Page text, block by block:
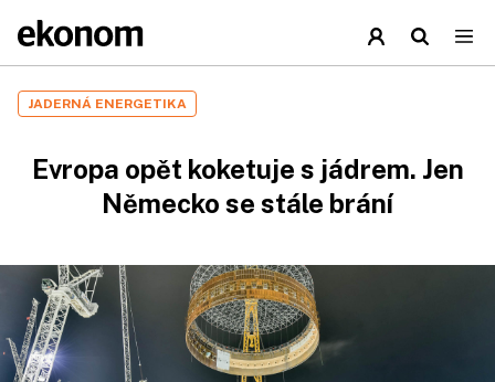
JADERNÁ ENERGETIKA
Evropa opět koketuje s jádrem. Jen
Německo se stále brání